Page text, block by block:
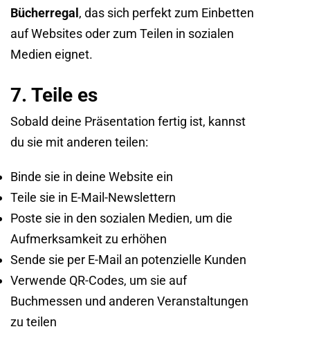
Bücherregal , das sich perfekt zum Einbetten
auf Websites oder zum Teilen in sozialen
Medien eignet.
7. Teile es
Sobald deine Präsentation fertig ist, kannst
du sie mit anderen teilen:
Binde sie in deine Website ein
Teile sie in E-Mail-Newslettern
Poste sie in den sozialen Medien, um die
Aufmerksamkeit zu erhöhen
Sende sie per E-Mail an potenzielle Kunden
Verwende QR-Codes, um sie auf
Buchmessen und anderen Veranstaltungen
zu teilen